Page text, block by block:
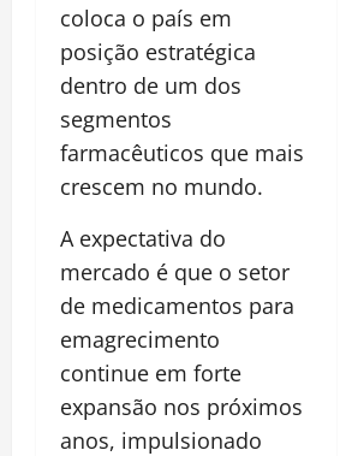
coloca o país em
posição estratégica
dentro de um dos
segmentos
farmacêuticos que mais
crescem no mundo.
A expectativa do
mercado é que o setor
de medicamentos para
emagrecimento
continue em forte
expansão nos próximos
anos, impulsionado